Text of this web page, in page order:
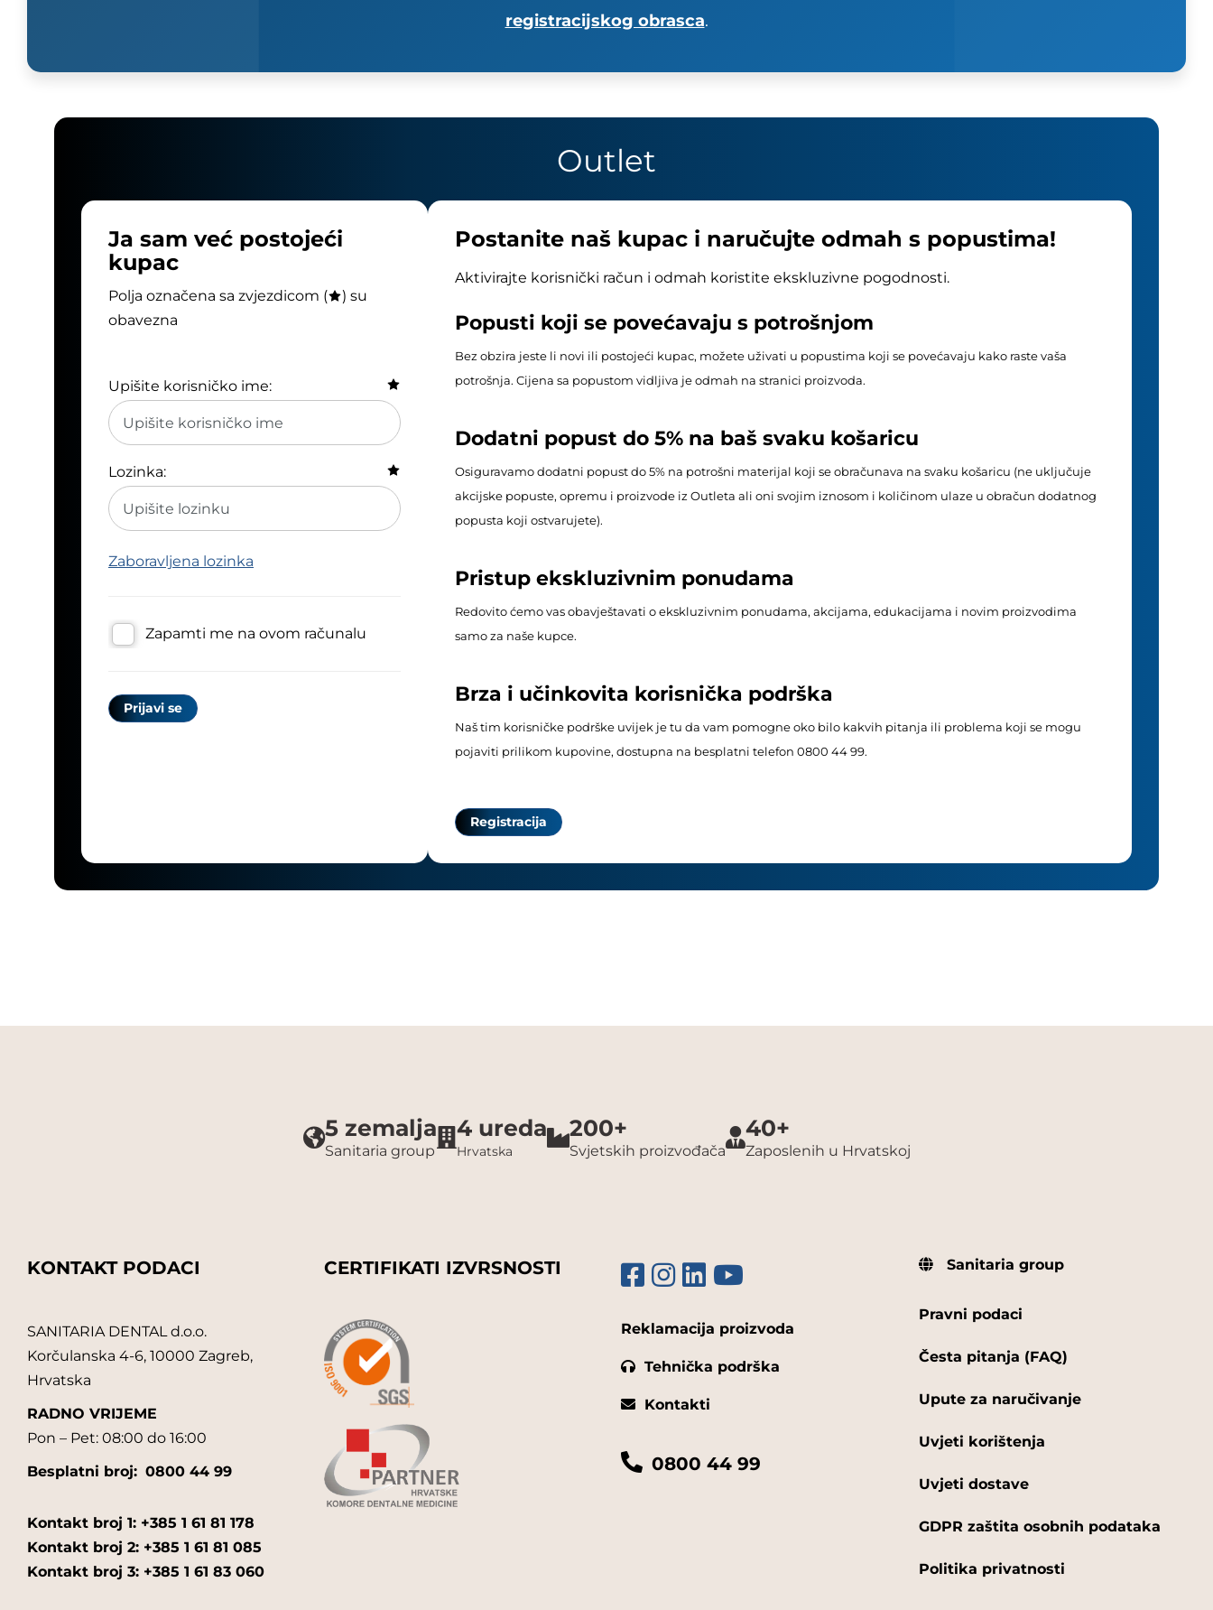
registracijskog obrasca.
Outlet
Ja sam već postojeći
kupac
Polja označena sa zvjezdicom (
) su
obavezna
Upišite korisničko ime:
Lozinka:
Zaboravljena lozinka
Zapamti me na ovom računalu
Postanite naš kupac i naručujte odmah s popustima!
Aktivirajte korisnički račun i odmah koristite ekskluzivne pogodnosti.
Popusti koji se povećavaju s potrošnjom
Bez obzira jeste li novi ili postojeći kupac, možete uživati u popustima koji se povećavaju kako raste vaša
potrošnja. Cijena sa popustom vidljiva je odmah na stranici proizvoda.
Dodatni popust do 5% na baš svaku košaricu
Osiguravamo dodatni popust do 5% na potrošni materijal koji se obračunava na svaku košaricu (ne uključuje
akcijske popuste, opremu i proizvode iz Outleta ali oni svojim iznosom i količinom ulaze u obračun dodatnog
popusta koji ostvarujete).
Pristup ekskluzivnim ponudama
Redovito ćemo vas obavještavati o ekskluzivnim ponudama, akcijama, edukacijama i novim proizvodima
samo za naše kupce.
Brza i učinkovita korisnička podrška
Naš tim korisničke podrške uvijek je tu da vam pomogne oko bilo kakvih pitanja ili problema koji se mogu
pojaviti prilikom kupovine, dostupna na besplatni telefon 0800 44 99.
Registracija
5 zemalja
Sanitaria group
4 ureda
Hrvatska
200+
Svjetskih proizvođača
40+
Zaposlenih u Hrvatskoj
KONTAKT PODACI
SANITARIA DENTAL d.o.o.
Korčulanska 4-6, 10000 Zagreb,
Hrvatska
RADNO VRIJEME
Pon – Pet: 08:00 do 16:00
Besplatni broj: 0800 44 99
Kontakt broj 1: +385 1 61 81 178
Kontakt broj 2: +385 1 61 81 085
Kontakt broj 3: +385 1 61 83 060
CERTIFIKATI IZVRSNOSTI
Reklamacija proizvoda
Tehnička podrška
Kontakti
0800 44 99
Sanitaria group
Pravni podaci
Česta pitanja (FAQ)
Upute za naručivanje
Uvjeti korištenja
Uvjeti dostave
GDPR zaštita osobnih podataka
Politika privatnosti